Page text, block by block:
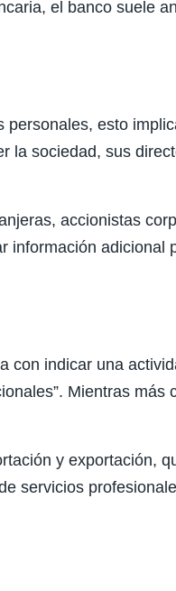
el banco suele
esto
la sociedad, sus
accionistas
información adicional
con indicar una
Mientras
y exportación,
servicios